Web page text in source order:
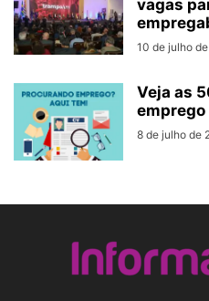
vagas
10 de julho
Veja as
emprego
8 de julho de